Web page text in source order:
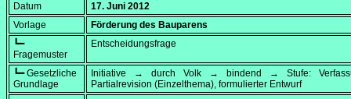
Datum
17. Juni 2012
Vorlage
Förderung des Bauparens
┗━
Fragemuster
Entscheidungsfrage
┗━ Gesetzliche
Grundlage
Initiative → durch Volk → bindend → Stufe:
Partialrevision (Einzelthema), formulierter Entwurf